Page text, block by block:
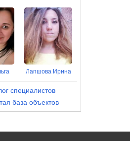
Лапшова Ирина
специалистов
база объектов